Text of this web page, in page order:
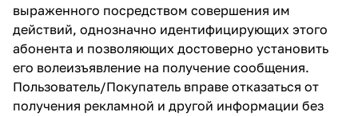
выраженного посредством совершения им
действий, однозначно идентифицирующих этого
абонента и позволяющих достоверно установить
его волеизъявление на получение сообщения.
Пользователь/Покупатель вправе отказаться от
получения рекламной и другой информации без